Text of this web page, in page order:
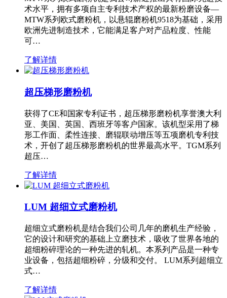
术水平，拥有多项自主专利技术产权的最新粉磨设备—
MTW系列欧式磨粉机，以悬辊磨粉机9518为基础，采用
欧洲先进制造技术，它能满足客户对产品粒度、性能
可…
了解详情
超压梯形磨粉机
获得了CE和国家专利证书，超压梯形磨粉机享誉澳大利
亚、美国、英国、西班牙等客户国家。该机型采用了梯
形工作面、柔性连接、磨辊联动增压等五项磨机专利技
术，开创了超压梯形磨粉机的世界最高水平。TGM系列
超压…
了解详情
LUM 超细立式磨粉机
超细立式磨粉机是结合我们公司几年的磨机生产经验，
它的设计和研究的基础上立磨技术，吸收了世界各地的
超细粉碎理论的一种先进的轧机。本系列产品是一种专
业设备，包括超细粉碎，分级和交付。 LUM系列超细立
式…
了解详情